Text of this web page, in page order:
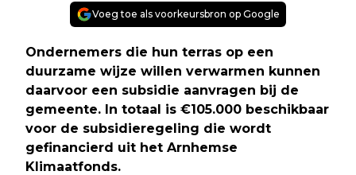
Voeg toe als voorkeursbron op Google
Ondernemers die hun terras op een
duurzame wijze willen verwarmen kunnen
daarvoor een subsidie aanvragen bij de
gemeente. In totaal is €105.000 beschikbaar
voor de subsidieregeling die wordt
gefinancierd uit het Arnhemse
Klimaatfonds.